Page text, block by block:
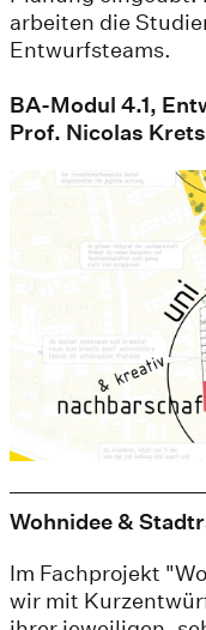
arbeiten die
Entwurfsteams.
BA-Modul 4.1,
Prof. Nicolas
Wohnidee &
Im Fachprojekt
wir mit